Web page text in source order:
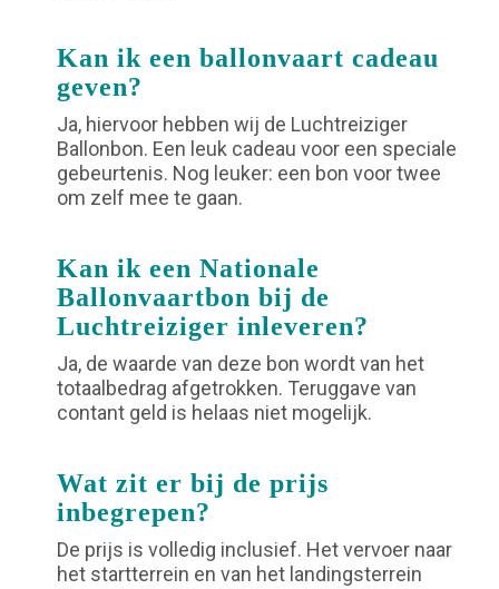
Kan ik een ballonvaart cadeau
geven?
Ja, hiervoor hebben wij de Luchtreiziger
Ballonbon. Een leuk cadeau voor een speciale
gebeurtenis. Nog leuker: een bon voor twee
om zelf mee te gaan.
Kan ik een Nationale
Ballonvaartbon bij de
Luchtreiziger inleveren?
Ja, de waarde van deze bon wordt van het
totaalbedrag afgetrokken. Teruggave van
contant geld is helaas niet mogelijk.
Wat zit er bij de prijs
inbegrepen?
De prijs is volledig inclusief. Het vervoer naar
het startterrein en van het landingsterrein